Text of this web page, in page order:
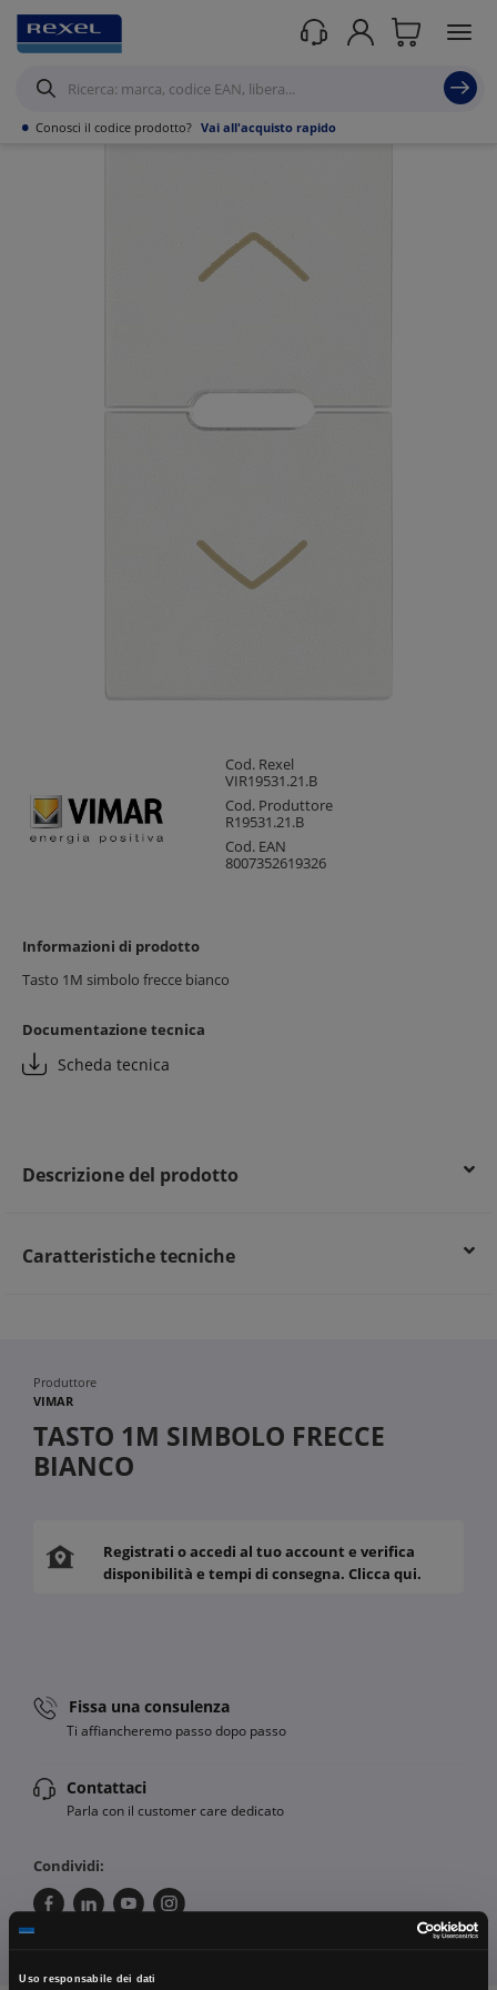
Uso responsabile dei dati
• Conosci il codice prodotto? Vai all'acquisto rapido
Prodotti /Canalizzazioni Tubo PVC,Metallo,Guaine e Accessori /Guaine
Flessibile Calza in metallo
Cod. Rexel
VIR19531.21.B
Cod. Produttore
R19531.21.B
Cod. EAN
8007352619326
Informazioni di prodotto
Tasto 1M simbolo frecce bianco
Documentazione tecnica
Scheda tecnica
Descrizione del prodotto
Caratteristiche tecniche
Produttore
VIMAR
TASTO 1M SIMBOLO FRECCE
BIANCO
Registrati o accedi al tuo account e verifica
disponibilità e tempi di consegna. Clicca qui.
Fissa una consulenza
Ti affiancheremo passo dopo passo
Contattaci
Parla con il customer care dedicato
Condividi: